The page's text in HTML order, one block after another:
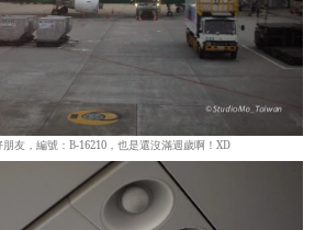
友，編號：B-16210，也是還沒滿週歲啊！XD